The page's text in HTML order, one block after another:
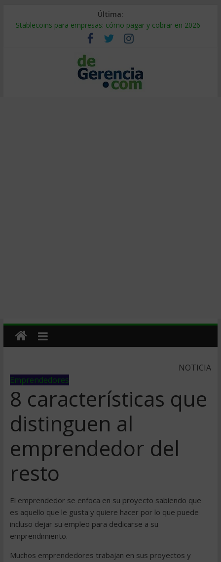
Última:
Stablecoins para empresas: cómo pagar y cobrar en 2026
Despido silencioso: qué es y por qué sale tan caro
IA en selección de personal: cómo auditarla a tiempo
Trabajo forzoso en la cadena de suministro: qué hacer
Mercado hispano de EE. UU.: cómo segmentarlo y venderle
NOTICIA
Emprendedores
8 características que
distinguen al
emprendedor del
resto
El emprendedor se enfoca en su proyecto sabiendo que
es aquello que le gusta y quiere hacer por lo que puede
incluso dejar su empleo para dedicarse a su
emprendimiento.
Muchos emprendedores trabajan en sus proyectos y